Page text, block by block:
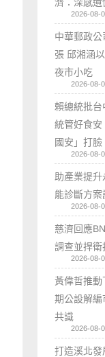
2026-08-
中華郵政
張 邱湘涵
夜市小吃
2026-08-
賴總統批
統管好食
國安」打臉
2026-08-
助產業提
能診斷方
2026-08-
慈濟回應
調查並捍衛
2026-08-
黃偉哲推
期公設解編
共識
2026-08-
打造溪北